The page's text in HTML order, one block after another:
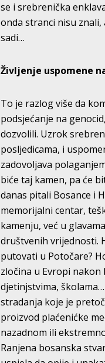
se i srebrenička
onda stranci nisu
sadi…
Življenje uspomene
To je razlog više da
podsjećanje na
dozvolili. Uzrok
posljedicama, i
zadovoljava
biće taj kamen, pa će
danas pitali Bosance i
memorijalni centar,
kamenju, već u
društvenih vrijednosti.
putovati u Potočare?
zločina u Evropi
djetinjstvima,
stradanja koje je
proizvod plaćenićke
nazadnom ili
Ranjena bosanska